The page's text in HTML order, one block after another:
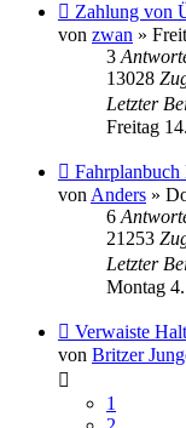
Zahlung von
von zwan »
3
13028
Letzter
Freitag
vonAnders »
6
21253
Letzter
Montag
Verwaiste
von Britzer
1